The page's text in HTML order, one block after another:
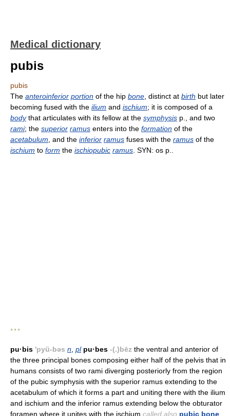
Medical dictionary
pubis
pubis
The anteroinferior portion of the hip bone , distinct at birth but later
becoming fused with the ilium and ischium; it is composed of a
bodythat articulates with its fellow at the symphysis p., and two
rami; the superior ramus enters into the formation of the
acetabulum , and the inferior ramus fuses with the ramus of the
ischium to form the ischiopubic ramus . SYN: os p..
* * *
pu·bis 'pyü-bəs n pl pu·bes -(.)bēz the ventral and anterior of
the three principal bones composing either half of the pelvis that in
humans consists of two rami diverging posteriorly from the region
of the pubic symphysis with the superior ramus extending to the
acetabulum of which it forms a part and uniting there with the ilium
and ischium and the inferior ramus extending below the obturator
foramen where it unites with the ischium called also pubic bone